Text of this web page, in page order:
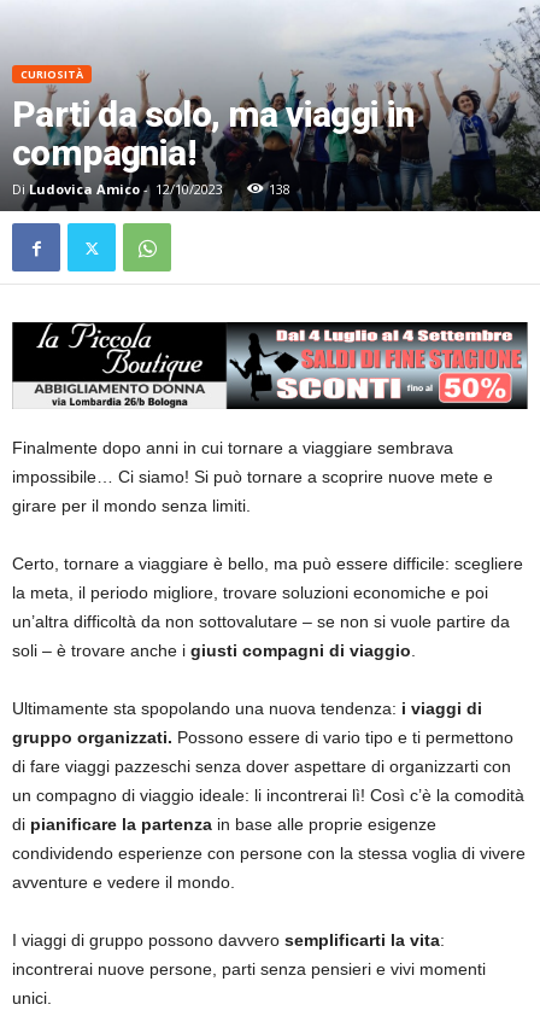
CURIOSITÀ
Parti da solo, ma viaggi in
compagnia!
Di Ludovica Amico - 12/10/2023 138
Finalmente dopo anni in cui tornare a viaggiare sembrava
impossibile… Ci siamo! Si può tornare a scoprire nuove mete e
girare per il mondo senza limiti.
Certo, tornare a viaggiare è bello, ma può essere difficile: scegliere
la meta, il periodo migliore, trovare soluzioni economiche e poi
un’altra difficoltà da non sottovalutare – se non si vuole partire da
soli – è trovare anche i giusti compagni di viaggio.
Ultimamente sta spopolando una nuova tendenza: i viaggi di
gruppo organizzati. Possono essere di vario tipo e ti permettono
di fare viaggi pazzeschi senza dover aspettare di organizzarti con
un compagno di viaggio ideale: li incontrerai lì! Così c’è la comodità
di pianificare la partenza in base alle proprie esigenze
condividendo esperienze con persone con la stessa voglia di vivere
avventure e vedere il mondo.
I viaggi di gruppo possono davvero semplificarti la vita:
incontrerai nuove persone, parti senza pensieri e vivi momenti
unici.